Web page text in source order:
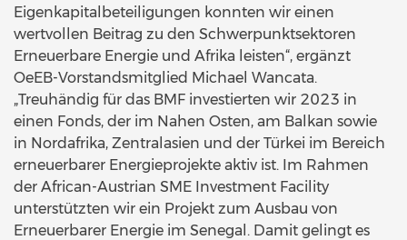
Eigenkapitalbeteiligungen konnten wir einen
wertvollen Beitrag zu den Schwerpunktsektoren
Erneuerbare Energie und Afrika leisten“, ergänzt
OeEB-Vorstandsmitglied Michael Wancata.
„Treuhändig für das BMF investierten wir 2023 in
einen Fonds, der im Nahen Osten, am Balkan sowie
in Nordafrika, Zentralasien und der Türkei im Bereich
erneuerbarer Energieprojekte aktiv ist. Im Rahmen
der African-Austrian SME Investment Facility
unterstützten wir ein Projekt zum Ausbau von
Erneuerbarer Energie im Senegal. Damit gelingt es